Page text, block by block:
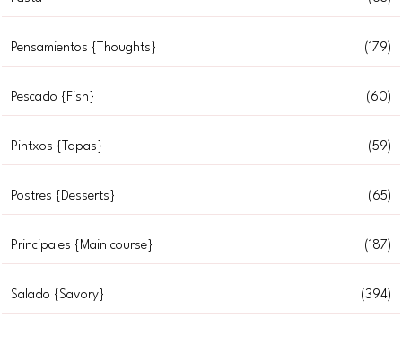
Pensamientos {Thoughts} (179)
Pescado {Fish} (60)
Pintxos {Tapas} (59)
Postres {Desserts} (65)
Principales {Main course} (187)
Salado {Savory} (394)